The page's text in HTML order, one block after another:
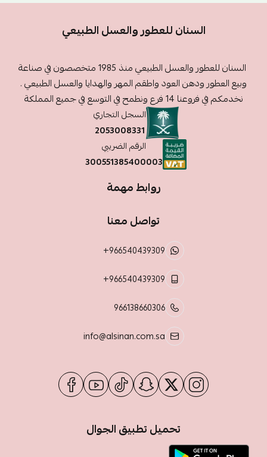
السنان للعطور والعسل الطبيعي
السنان للعطور والعسل الطبيعي منذ 1985 متخصصون في صناعة
وبيع العطور ودهن العود واطقم المهر والهدايا والعسل الطبيعي .
نخدمكم في فروعنا 14 فرع ونطمح في التوسع في جميع المملكة
السجل التجاري
2053008331
الرقم الضريبي
300551385400003
روابط مهمة
تواصل معنا
+966540439309
+966540439309
966138660306
info@alsinan.com.sa
تحميل تطبيق الجوال